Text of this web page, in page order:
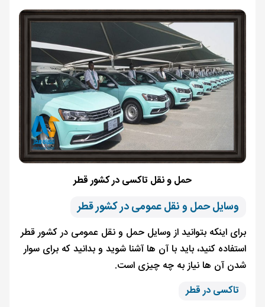
حمل و نقل تاکسی در کشور قطر
وسایل حمل و نقل عمومی در کشور قطر
برای اینکه بتوانید از وسایل حمل و نقل عمومی در کشور قطر
استفاده کنید، باید با آن ها آشنا شوید و بدانید که برای سوار
شدن آن ها نیاز به چه چیزی است.
تاکسی در قطر